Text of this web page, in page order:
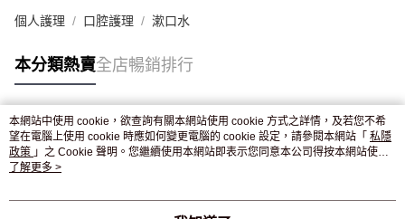
個人護理 口腔護理 漱口水
本分類熱賣全店暢銷排行
熱門標籤
熱銷排行
本網站中使用 cookie，欲查詢有關本網站使用 cookie 方式之詳情，及若您不希
望在電腦上使用 cookie 時應如何變更電腦的 cookie 設定，請參閱本網站「 私隱
政策 」之 Cookie 聲明。您繼續使用本網站即表示您同意本公司得按本網站使用
條款之 Cookie 聲明使用 cookie。
了解更多 >